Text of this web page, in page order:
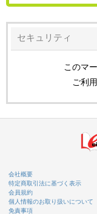
セキュリティ
このマ
ご利
会社概要
特定商取引法に基づく表示
会員規約
個人情報のお取り扱いについて
免責事項